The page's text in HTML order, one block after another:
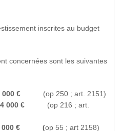
inscrites au budget
concernées sont les suivantes
92 000 € (op 250 ; art. 2151)
4 000 € (op 216 ; art.
€ (op 55 ; art 2158)